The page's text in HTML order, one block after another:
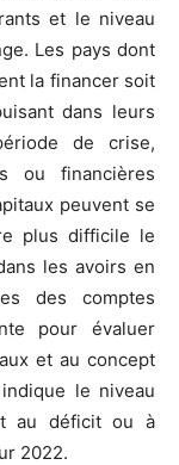
et le niveau
Les pays dont
la financer soit
dans leurs
de crise,
ou financières
peuvent se
plus difficile le
les avoirs en
des comptes
pour évaluer
et au concept
le niveau
au déficit ou à
2022.